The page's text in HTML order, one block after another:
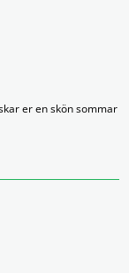
er en skön sommar